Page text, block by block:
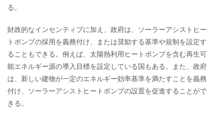
る。
財政的なインセンティブに加え、政府は、ソーラーアシストヒー
トポンプの採用を義務付け、または奨励する基準や規制を設定す
ることもできる。例えば、太陽熱利用ヒートポンプを含む再生可
能エネルギー源の導入目標を設定している国もある。また、政府
は、新しい建物が一定のエネルギー効率基準を満たすことを義務
付け、ソーラーアシストヒートポンプの設置を促進することがで
きる。